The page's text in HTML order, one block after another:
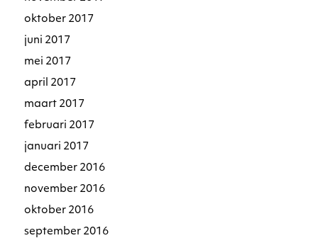
oktober 2017
juni 2017
mei 2017
april 2017
maart 2017
februari 2017
januari 2017
december 2016
november 2016
oktober 2016
september 2016